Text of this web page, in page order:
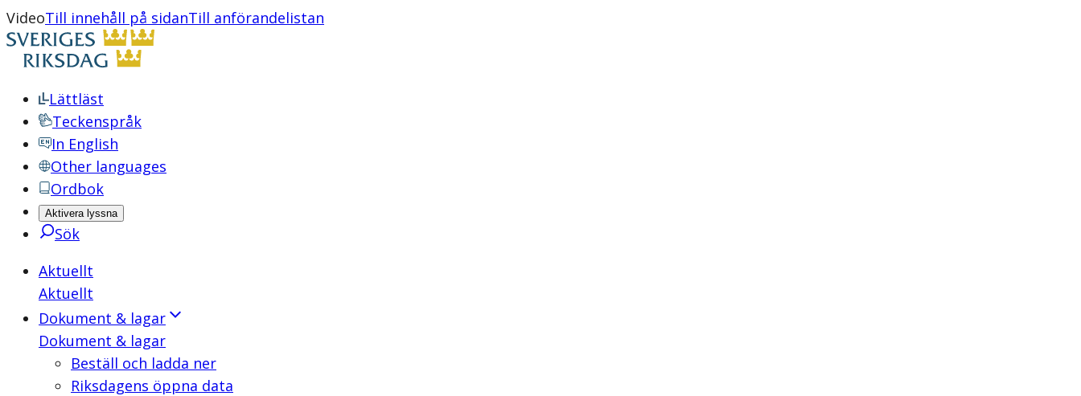
VideoTill innehåll på sidanTill anförandelistan
Lättläst
Teckenspråk
In English
Other languages
Ordbok
Aktivera lyssna
Sök
Aktuellt
Aktuellt
Dokument & lagar
Dokument & lagar
Beställ och ladda ner
Riksdagens öppna data